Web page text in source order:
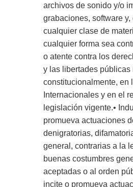
archivos de sonido y/o
grabaciones, software y,
cualquier clase de
cualquier forma sea
o atente contra los
y las libertades públicas
constitucionalmente, en
Internacionales y en el
legislación vigente.•
promueva actuaciones
denigratorias,
general, contrarias a la
buenas costumbres
aceptadas o al orden
incite o promueva